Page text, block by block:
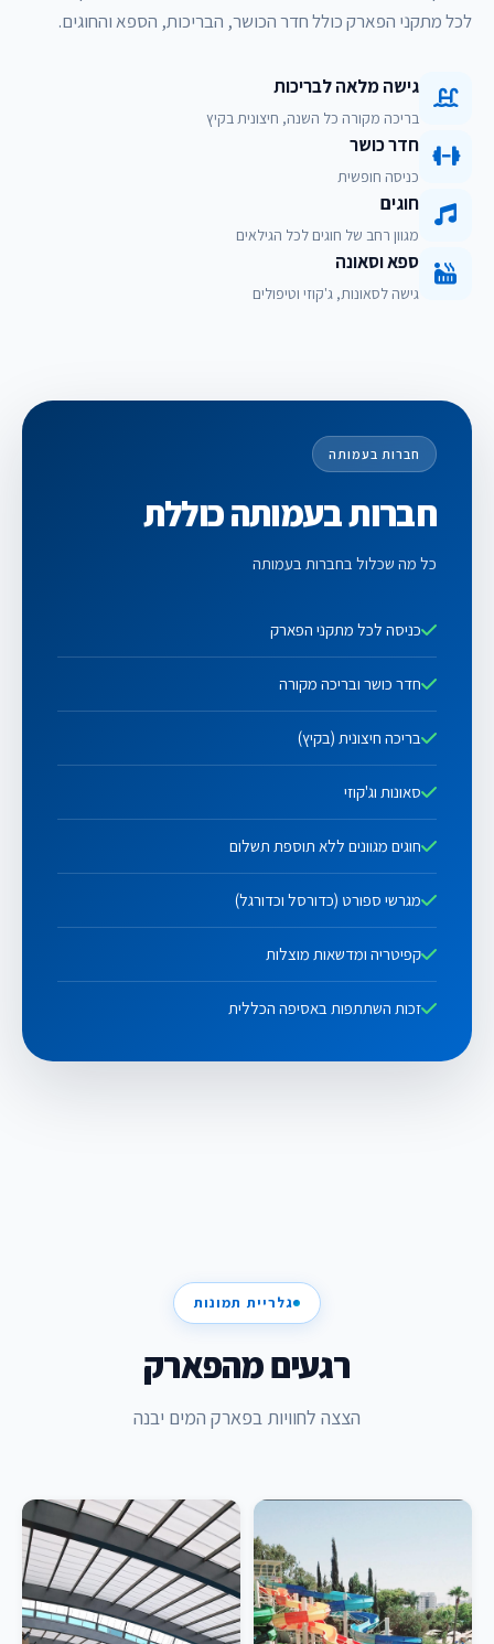
לכל מתקני הפארק כולל חדר הכושר, הבריכות, הספא והחוגים.
גישה מלאה לבריכות
בריכה מקורה כל השנה, חיצונית בקיץ
חדר כושר
כניסה חופשית
חוגים
מגוון רחב של חוגים לכל הגילאים
ספא וסאונה
גישה לסאונות, ג'קוזי וטיפולים
חברות בעמותה
חברות בעמותה כוללת
כל מה שכלול בחברות בעמותה
כניסה לכל מתקני הפארק
חדר כושר ובריכה מקורה
בריכה חיצונית (בקיץ)
סאונות וג'קוזי
חוגים מגוונים ללא תוספת תשלום
מגרשי ספורט (כדורסל וכדורגל)
קפיטריה ומדשאות מוצלות
זכות השתתפות באסיפה הכללית
גלריית תמונות
רגעים מהפארק
הצצה לחוויות בפארק המים יבנה